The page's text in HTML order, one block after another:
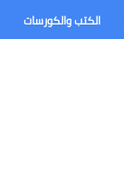
الكتب والكورسات